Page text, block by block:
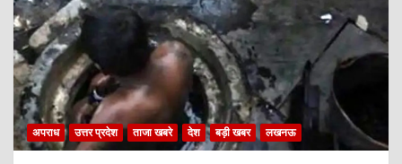
अपराध उत्तर प्रदेश ताजा खबरे देश बड़ी खबर लखनऊ